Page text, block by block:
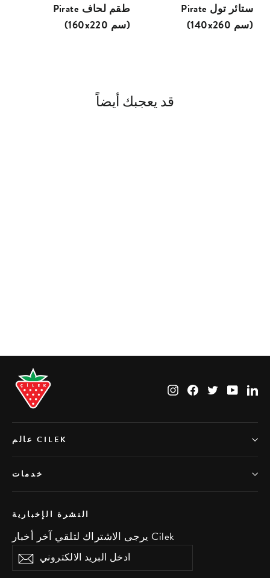
Pirate طقم لحاف
(160x220 سم)
Pirate ستائر تول
(140x260 سم)
قد يعجبك أيضاً
InstagramFacebookTwitter
عالم CILEK
خدمات
النشرة الإخبارية
يرجى الاشتراك لتلقي آخر أخبار Cilek
ادخل
البريد
اشتراك